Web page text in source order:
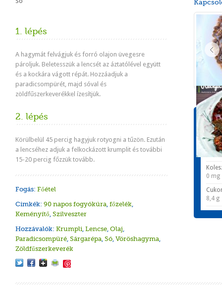
1. lépés
A hagymát felvágjuk és forró olajon üvegesre
pároljuk. Beletesszük a lencsét az áztatólével együtt
és a kockára vágott répát. Hozzáadjuk a
paradicsompürét, majd sóval és
zöldfűszerkeverékkel ízesítjük.
2. lépés
Körülbelül 45 percig hagyjuk rotyogni a tűzön. Ezután
a lencséhez adjuk a felkockázott krumplit és további
15-20 percig főzzük tovább.
Fogás: Főétel
Cimkék: 90 napos fogyókúra, főzelék,
Keményítő, Szilveszter
Hozzávalók: Krumpli, Lencse, Olaj,
Paradicsompüré, Sárgarépa, Só, Vöröshagyma,
Zöldfűszerkeverék
1
581
0 mg
8,4 g